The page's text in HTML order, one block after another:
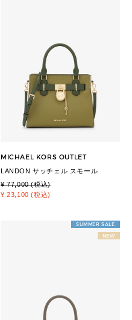
MICHAEL KORS OUTLET
LANDON サッチェル スモール
¥ 77,000 (税込)
¥ 23,100 (税込)
SUMMER SALE
NEW